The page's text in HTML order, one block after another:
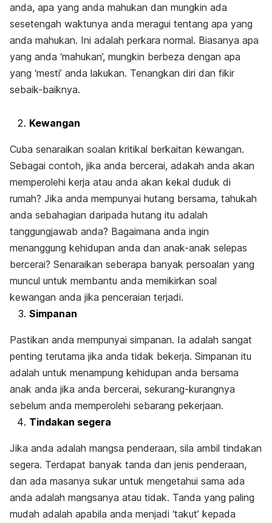
anda, apa yang anda mahukan dan mungkin ada
sesetengah waktunya anda meragui tentang apa yang
anda mahukan. Ini adalah perkara normal. Biasanya apa
yang anda ‘mahukan’, mungkin berbeza dengan apa
yang ‘mesti’ anda lakukan. Tenangkan diri dan fikir
sebaik-baiknya.
Kewangan
Cuba senaraikan soalan kritikal berkaitan kewangan.
Sebagai contoh, jika anda bercerai, adakah anda akan
memperolehi kerja atau anda akan kekal duduk di
rumah? Jika anda mempunyai hutang bersama, tahukah
anda sebahagian daripada hutang itu adalah
tanggungjawab anda? Bagaimana anda ingin
menanggung kehidupan anda dan anak-anak selepas
bercerai? Senaraikan seberapa banyak persoalan yang
muncul untuk membantu anda memikirkan soal
kewangan anda jika penceraian terjadi.
Simpanan
Pastikan anda mempunyai simpanan. Ia adalah sangat
penting terutama jika anda tidak bekerja. Simpanan itu
adalah untuk menampung kehidupan anda bersama
anak anda jika anda bercerai, sekurang-kurangnya
sebelum anda memperolehi sebarang pekerjaan.
Tindakan segera
Jika anda adalah mangsa penderaan, sila ambil tindakan
segera. Terdapat banyak tanda dan jenis penderaan,
dan ada masanya sukar untuk mengetahui sama ada
anda adalah mangsanya atau tidak. Tanda yang paling
mudah adalah apabila anda menjadi ‘takut’ kepada